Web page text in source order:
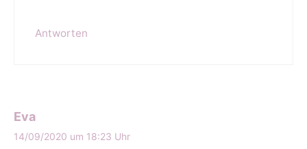
Antworten
Eva
14/09/2020 um 18:23 Uhr